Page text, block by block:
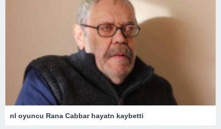
nl oyuncu Rana Cabbar hayatn kaybetti